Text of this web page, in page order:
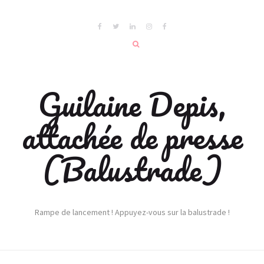
Guilaine Depis,
attachée de presse
(Balustrade)
Rampe de lancement ! Appuyez-vous sur la balustrade !